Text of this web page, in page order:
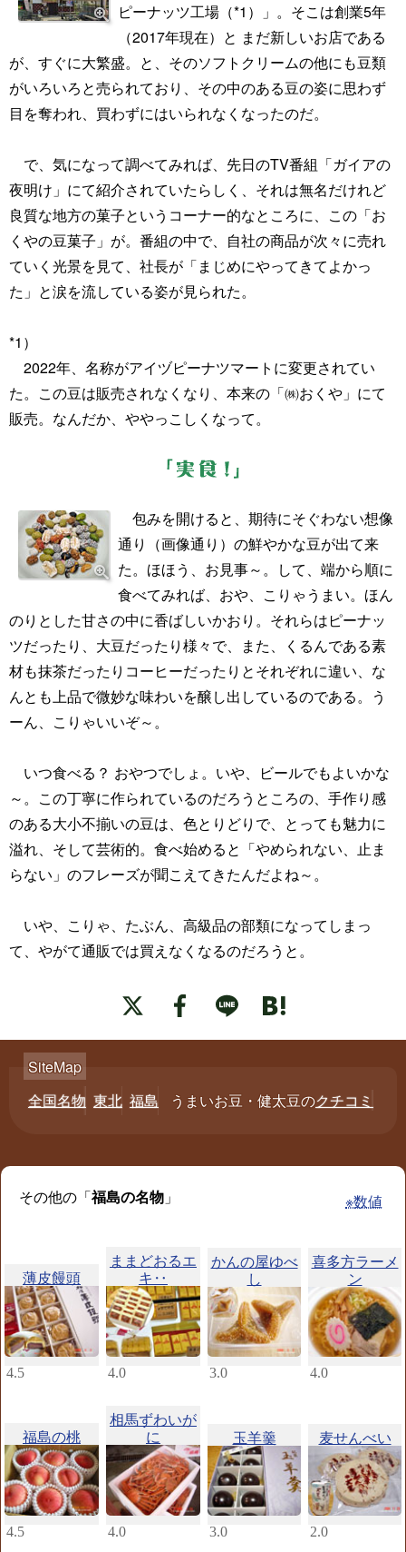
ピーナッツ工場（*1）」。そこは創業5年
（2017年現在）と まだ新しいお店である
が、すぐに大繁盛。と、そのソフトクリームの他にも豆類
がいろいろと売られており、その中のある豆の姿に思わず
目を奪われ、買わずにはいられなくなったのだ。
で、気になって調べてみれば、先日のTV番組「ガイアの
夜明け」にて紹介されていたらしく、それは無名だけれど
良質な地方の菓子というコーナー的なところに、この「お
くやの豆菓子」が。番組の中で、自社の商品が次々に売れ
ていく光景を見て、社長が「まじめにやってきてよかっ
た」と涙を流している姿が見られた。
*1）
2022年、名称がアイヅピーナツマートに変更されてい
た。この豆は販売されなくなり、本来の「㈱おくや」にて
販売。なんだか、ややっこしくなって。
包みを開けると、期待にそぐわない想像
通り（画像通り）の鮮やかな豆が出て来
た。ほほう、お見事～。して、端から順に
食べてみれば、おや、こりゃうまい。ほん
のりとした甘さの中に香ばしいかおり。それらはピーナッ
ツだったり、大豆だったり様々で、また、くるんである素
材も抹茶だったりコーヒーだったりとそれぞれに違い、な
んとも上品で微妙な味わいを醸し出しているのである。う
ーん、こりゃいいぞ～。
いつ食べる？ おやつでしょ。いや、ビールでもよいかな
～。この丁寧に作られているのだろうところの、手作り感
のある大小不揃いの豆は、色とりどりで、とっても魅力に
溢れ、そして芸術的。食べ始めると「やめられない、止ま
らない」のフレーズが聞こえてきたんだよね～。
いや、こりゃ、たぶん、高級品の部類になってしまっ
て、やがて通販では買えなくなるのだろうと。
全国名物 東北 福島 うまいお豆・健太豆のクチコミ
その他の「福島の名物 」 ※数値
薄皮饅頭
4.5
ままどおるエ
キ‥
4.0
かんの屋ゆべ
し
3.0
喜多方ラーメ
ン
4.0
福島の桃
4.5
相馬ずわいが
に
4.0
玉羊羹
3.0
麦せんべい
2.0